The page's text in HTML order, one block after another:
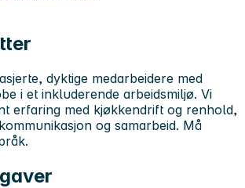
dyktige medarbeidere med
i et inkluderende arbeidsmiljø. Vi
erfaring med kjøkkendrift og renhold,
og samarbeid. Må